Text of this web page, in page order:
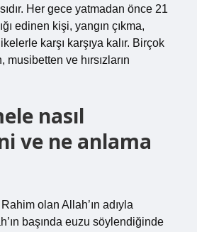
Her gece yatmadan önce 21
edinen kişi, yangın çıkma,
karşı karşıya kalır. Birçok
musibetten ve hırsızların
nasıl
ve ne anlama
olan Allah’ın adıyla
başında euzu söylendiğinde